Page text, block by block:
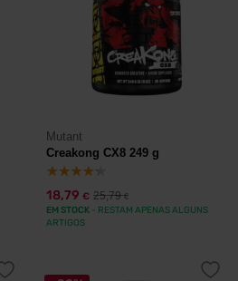
Mutant
Creakong CX8 249 g
18,79 € 25,79€
EM STOCK - RESTAM APENAS ALGUNS
ARTIGOS